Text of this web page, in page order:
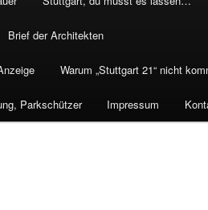
Brief der Architekten
Warum „Stuttgart 21“ nicht
Parkschützer Impressum